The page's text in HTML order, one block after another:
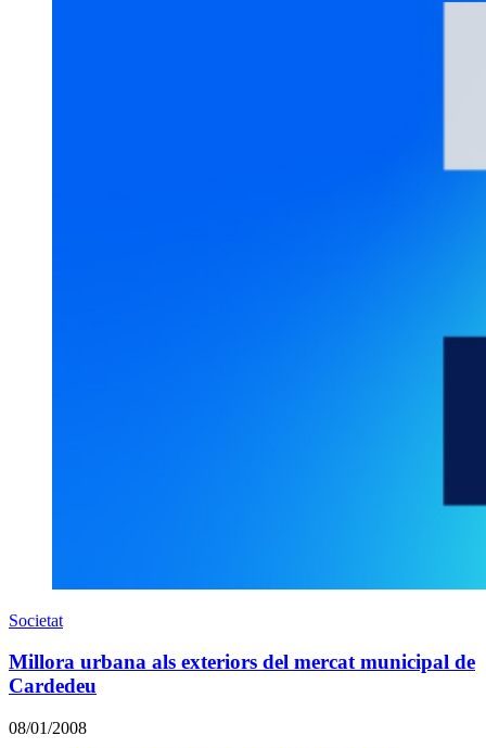
Societat
Millora urbana als exteriors del mercat municipal de
Cardedeu
08/01/2008